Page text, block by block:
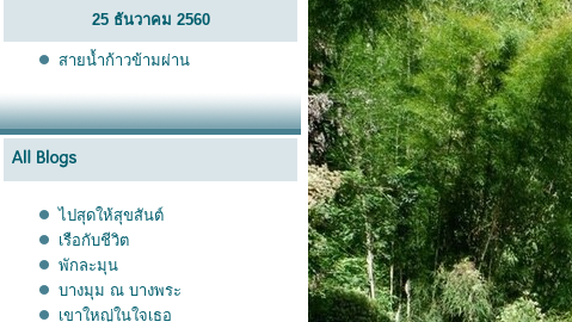
25 ธันวาคม 2560
สายน้ำก้าวข้ามผ่าน
ไปสุดให้สุขสันต์
เรือกับชีวิต
พักละมุน
บางมุม ณ บางพระ
เขาใหญ่ในใจเธอ